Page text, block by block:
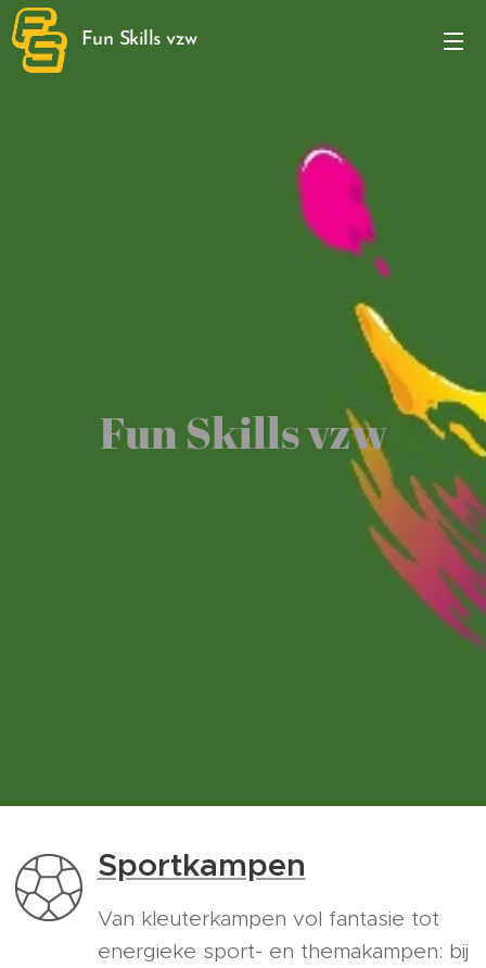
Fun Skills vzw
Fun Skills vzw
Sportkampen
Van kleuterkampen vol fantasie tot
energieke sport- en themakampen: bij